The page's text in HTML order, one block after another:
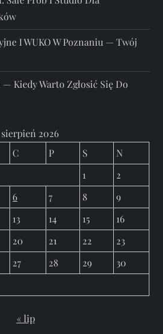
I WUKO W Poznaniu — Twój
Kiedy Warto Zgłosić Się Do
sierpień 2026
C P S
N
1
2
6 7 8
9
13 14 15
16
20 21 22
23
27 28 29
30
« lip